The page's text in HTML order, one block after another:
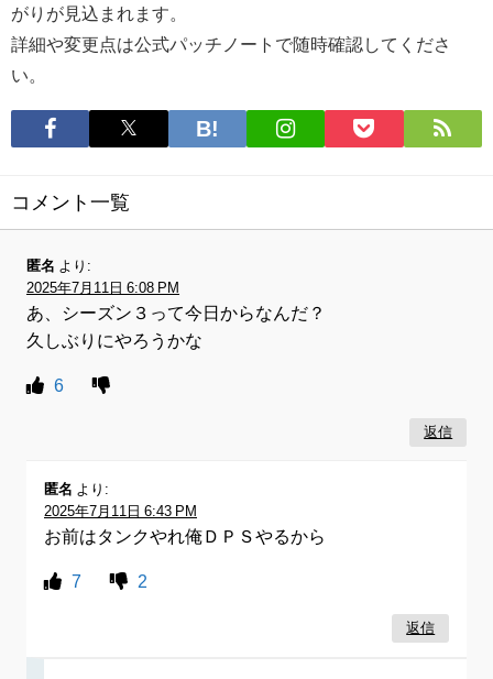
がりが見込まれます。
詳細や変更点は公式パッチノートで随時確認してくださ
い。
コメント一覧
匿名 より:
2025年7月11日 6:08 PM
あ、シーズン３って今日からなんだ？
久しぶりにやろうかな
6
返信
匿名 より:
2025年7月11日 6:43 PM
お前はタンクやれ俺ＤＰＳやるから
7 2
返信